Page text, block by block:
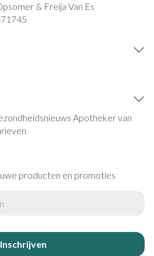
& Freija Van Es
Apotheker van
producten en promoties
Inschrijven